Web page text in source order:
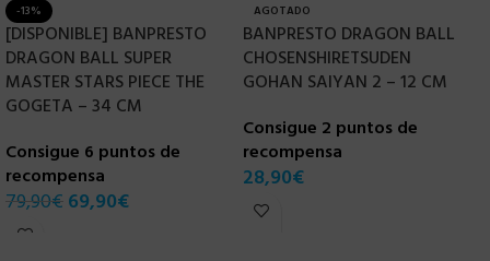
-13%
[DISPONIBLE] BANPRESTO
DRAGON BALL SUPER
MASTER STARS PIECE THE
GOGETA – 34 CM
Consigue 6 puntos de
recompensa
79,90€ 69,90€
AGOTADO
BANPRESTO DRAGON BALL
CHOSENSHIRETSUDEN
GOHAN SAIYAN 2 – 12 CM
Consigue 2 puntos de
recompensa
28,90€